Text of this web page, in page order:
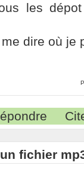
les
dire où je
fichier